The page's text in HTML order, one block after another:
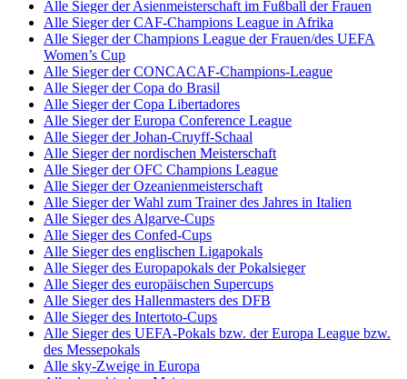
Alle Sieger der Asienmeisterschaft im Fußball der Frauen
Alle Sieger der CAF-Champions League in Afrika
Alle Sieger der Champions League der Frauen/des UEFA
Women’s Cup
Alle Sieger der CONCACAF-Champions-League
Alle Sieger der Copa do Brasil
Alle Sieger der Copa Libertadores
Alle Sieger der Europa Conference League
Alle Sieger der Johan-Cruyff-Schaal
Alle Sieger der nordischen Meisterschaft
Alle Sieger der OFC Champions League
Alle Sieger der Ozeanienmeisterschaft
Alle Sieger der Wahl zum Trainer des Jahres in Italien
Alle Sieger des Algarve-Cups
Alle Sieger des Confed-Cups
Alle Sieger des englischen Ligapokals
Alle Sieger des Europapokals der Pokalsieger
Alle Sieger des europäischen Supercups
Alle Sieger des Hallenmasters des DFB
Alle Sieger des Intertoto-Cups
Alle Sieger des UEFA-Pokals bzw. der Europa League bzw.
des Messepokals
Alle sky-Zweige in Europa